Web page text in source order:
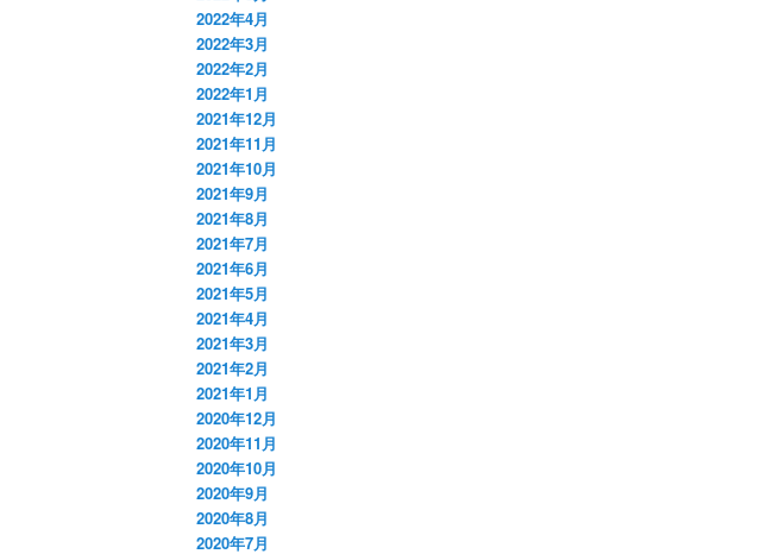
2022年4月
2022年3月
2022年2月
2022年1月
2021年12月
2021年11月
2021年10月
2021年9月
2021年8月
2021年7月
2021年6月
2021年5月
2021年4月
2021年3月
2021年2月
2021年1月
2020年12月
2020年11月
2020年10月
2020年9月
2020年8月
2020年7月